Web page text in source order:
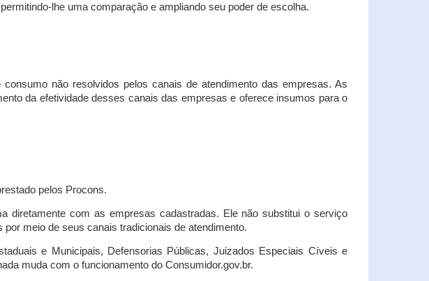
lhe uma comparação e ampliando seu poder de escolha.
não resolvidos pelos canais de atendimento das empresas. As
da efetividade desses canais das empresas e oferece insumos para o
pelos Procons.
diretamente com as empresas cadastradas. Ele não substitui o serviço
meio de seus canais tradicionais de atendimento.
e Municipais, Defensorias Públicas, Juizados Especiais Cíveis e
muda com o funcionamento do Consumidor.gov.br.